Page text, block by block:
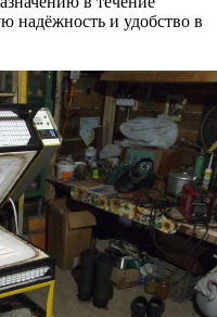
надёжность и удобство в